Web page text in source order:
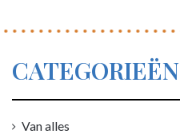
CATEGORIEËN
Van alles